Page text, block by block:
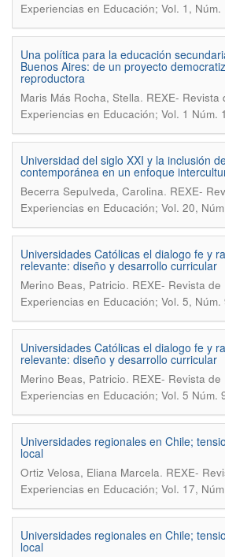
Experiencias en Educación; Vol. 1,
Una política para la educación
Buenos Aires: de un proyecto
reproductora
Maris Más Rocha, Stella. REXE- Revista
Experiencias en Educación; Vol. 1 Núm.
Universidad del siglo XXI y la inclusión
contemporánea en un enfoque
Becerra Sepulveda, Carolina. REXE-
Experiencias en Educación; Vol. 20,
Universidades Católicas el dialogo fe y
relevante: diseño y desarrollo curricular
Merino Beas, Patricio. REXE- Revista
Experiencias en Educación; Vol. 5,
Universidades Católicas el dialogo fe y
relevante: diseño y desarrollo curricular
Merino Beas, Patricio. REXE- Revista
Experiencias en Educación; Vol. 5 Núm.
Universidades regionales en Chile;
local
Ortiz Velosa, Eliana Marcela. REXE-
Experiencias en Educación; Vol. 17,
Universidades regionales en Chile;
local